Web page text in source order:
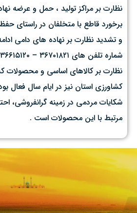
نظارت بر مراکز تولید ، حمل و عرضه
برخورد قاطع با متخلفان در راستای
و تشدید نظارت بر نهاده های دامی
نظارت بر کالاهای اساسی و محصولات
کشاورزی استان نیز در ایام سال فعال
شکایات مردمی در زمینه گرانفروشی،
مرتبط با این محصولات است .